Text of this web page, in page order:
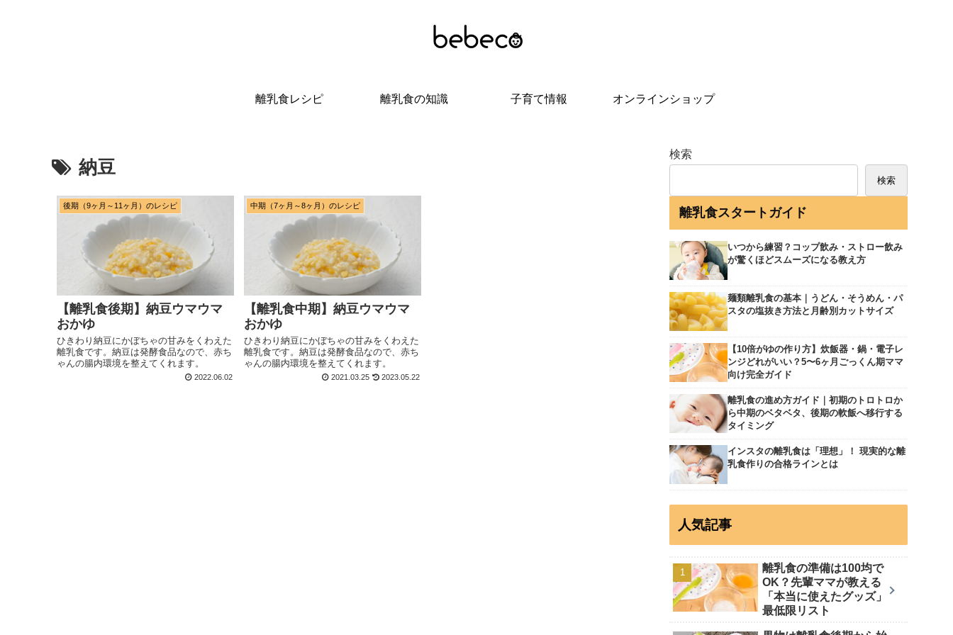
離乳食レシピ 離乳食の知識 子育て情報 オンラインショップ
納豆
後期（9ヶ月～11ヶ月）のレシピ
【離乳食後期】納豆ウマウマ
おかゆ
ひきわり納豆にかぼちゃの甘みをくわえた
離乳食です。納豆は発酵食品なので、赤ち
ゃんの腸内環境を整えてくれます。
2022.06.02
中期（7ヶ月～8ヶ月）のレシピ
【離乳食中期】納豆ウマウマ
おかゆ
ひきわり納豆にかぼちゃの甘みをくわえた
離乳食です。納豆は発酵食品なので、赤ち
ゃんの腸内環境を整えてくれます。
2021.03.25 2023.05.22
検索
検索
離乳食スタートガイド
いつから練習？コップ飲み・ストロー飲み
が驚くほどスムーズになる教え方
麺類離乳食の基本｜うどん・そうめん・パ
スタの塩抜き方法と月齢別カットサイズ
【10倍がゆの作り方】炊飯器・鍋・電子レ
ンジどれがいい？5〜6ヶ月ごっくん期ママ
向け完全ガイド
離乳食の進め方ガイド｜初期のトロトロか
ら中期のベタベタ、後期の軟飯へ移行する
タイミング
インスタの離乳食は「理想」！ 現実的な離
乳食作りの合格ラインとは
人気記事
離乳食の準備は100均で
OK？先輩ママが教える
「本当に使えたグッズ」
最低限リスト